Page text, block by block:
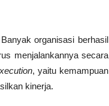
organisasi berhasil
menjalankannya secara
, yaitu kemampuan
kinerja.